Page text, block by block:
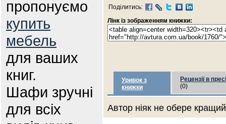
пропонуємо
купить
мебель
для ваших
книг.
Шафи зручні
для всіх
Поділитись:
Лінк із зображенням книжки:
Уривок з
книжки
Рецензії в пресі
(0)
Автор ніяк не обере